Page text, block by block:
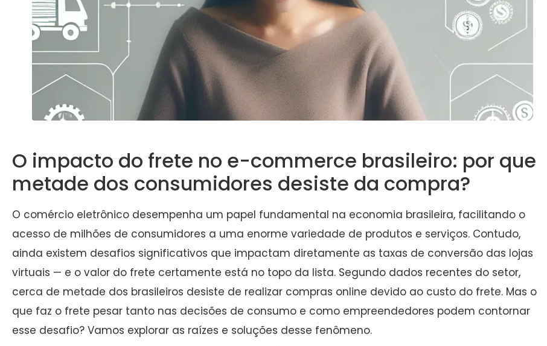
O impacto do frete no e-commerce brasileiro: por que
metade dos consumidores desiste da compra?
O comércio eletrônico desempenha um papel fundamental na economia brasileira, facilitando o
acesso de milhões de consumidores a uma enorme variedade de produtos e serviços. Contudo,
ainda existem desafios significativos que impactam diretamente as taxas de conversão das lojas
virtuais — e o valor do frete certamente está no topo da lista. Segundo dados recentes do setor,
cerca de metade dos brasileiros desiste de realizar compras online devido ao custo do frete. Mas o
que faz o frete pesar tanto nas decisões de consumo e como empreendedores podem contornar
esse desafio? Vamos explorar as raízes e soluções desse fenômeno.